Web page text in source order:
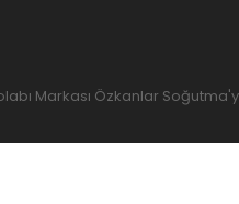
Markası Özkanlar